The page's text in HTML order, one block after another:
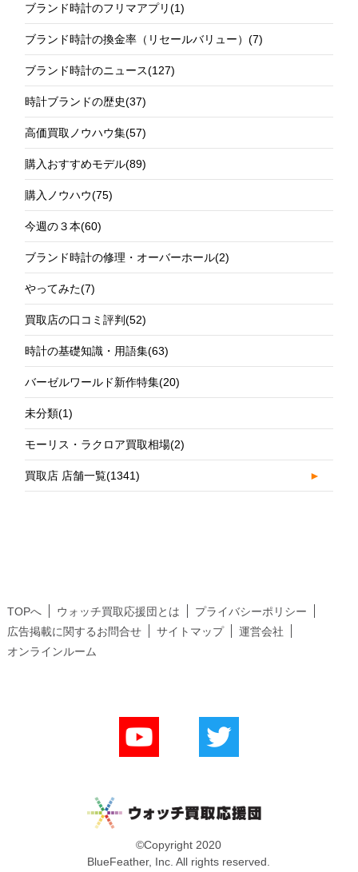
ブランド時計のフリマアプリ(1)
ブランド時計の換金率（リセールバリュー）(7)
ブランド時計のニュース(127)
時計ブランドの歴史(37)
高価買取ノウハウ集(57)
購入おすすめモデル(89)
購入ノウハウ(75)
今週の３本(60)
ブランド時計の修理・オーバーホール(2)
やってみた(7)
買取店の口コミ評判(52)
時計の基礎知識・用語集(63)
バーゼルワールド新作特集(20)
未分類(1)
モーリス・ラクロア買取相場(2)
買取店 店舗一覧(1341) ►
TOPへ ウォッチ買取応援団とは
プライバシーポリシー
広告掲載に関するお問合せ
サイトマップ
運営会社
オンラインルーム
©Copyright 2020
BlueFeather, Inc. All rights reserved.